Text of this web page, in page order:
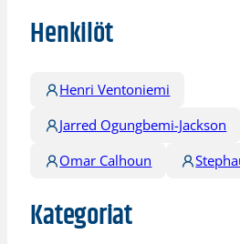
Henkilöt
Henri Ventoniemi
Jarred Ogungbemi-Jackson
Omar Calhoun
Kategoriat